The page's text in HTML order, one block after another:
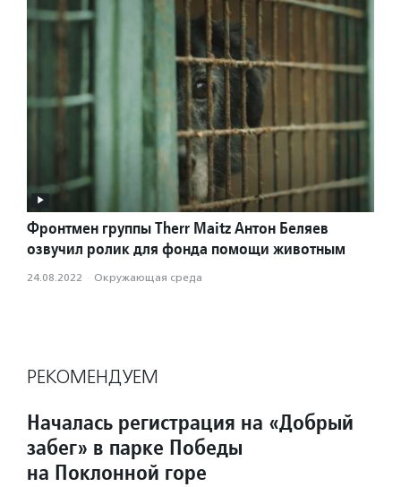
Фронтмен группы Therr Maitz Антон Беляев
озвучил ролик для фонда помощи животным
24.08.2022 · Окружающая среда
РЕКОМЕНДУЕМ
Началась регистрация на «Добрый
забег» в парке Победы
на Поклонной горе